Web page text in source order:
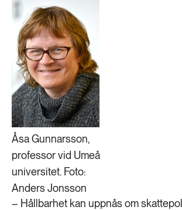
Åsa Gunnarsson,
professor vid Umeå
universitet. Foto:
Anders Jonsson
– Hållbarhet kan uppnås om